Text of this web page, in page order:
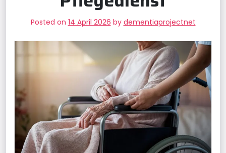
Posted on 14 April 2026 by dementiaprojectnet